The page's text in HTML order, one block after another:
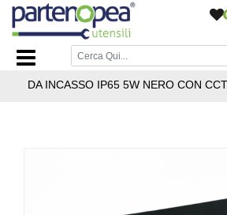
Home Page/ILLUMINAZIONE LED/
FARETTI CALPESTABILI/FARETTO
DA INCASSO IP65 5W NERO CON